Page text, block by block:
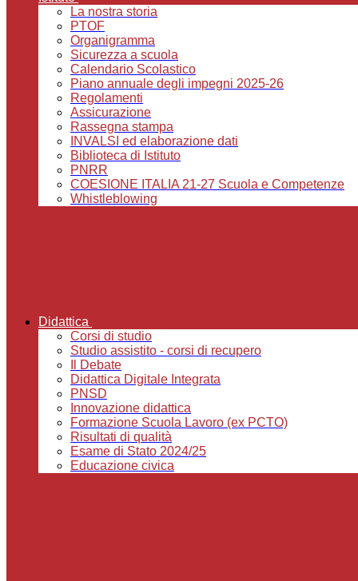
La nostra storia
PTOF
Organigramma
Sicurezza a scuola
Calendario Scolastico
Piano annuale degli impegni 2025-26
Regolamenti
Assicurazione
Rassegna stampa
INVALSI ed elaborazione dati
Biblioteca di Istituto
PNRR
COESIONE ITALIA 21-27 Scuola e Competenze
Whistleblowing
Didattica
Corsi di studio
Studio assistito - corsi di recupero
Il Debate
Didattica Digitale Integrata
PNSD
Innovazione didattica
Formazione Scuola Lavoro (ex PCTO)
Risultati di qualità
Esame di Stato 2024/25
Educazione civica